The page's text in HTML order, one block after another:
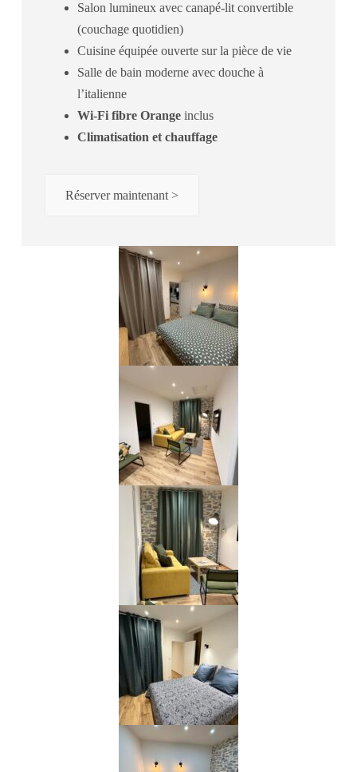
Salon lumineux avec canapé-lit convertible
(couchage quotidien)
Cuisine équipée ouverte sur la pièce de vie
Salle de bain moderne avec douche à
l’italienne
Wi-Fi fibre Orangeinclus
Climatisation et chauffage
Réserver maintenant >